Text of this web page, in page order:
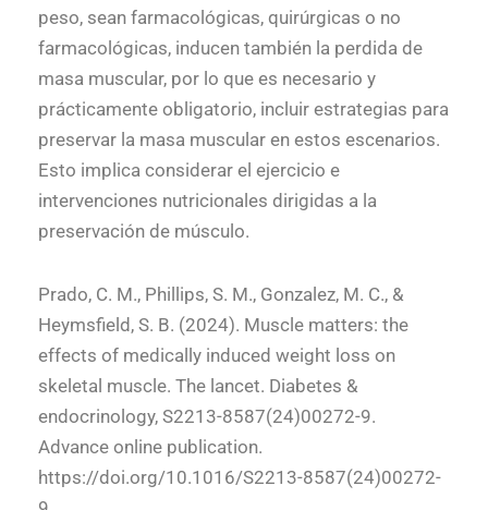
peso, sean farmacológicas, quirúrgicas o no
farmacológicas, inducen también la perdida de
masa muscular, por lo que es necesario y
prácticamente obligatorio, incluir estrategias para
preservar la masa muscular en estos escenarios.
Esto implica considerar el ejercicio e
intervenciones nutricionales dirigidas a la
preservación de músculo.
Prado, C. M., Phillips, S. M., Gonzalez, M. C., &
Heymsfield, S. B. (2024). Muscle matters: the
effects of medically induced weight loss on
skeletal muscle. The lancet. Diabetes &
endocrinology, S2213-8587(24)00272-9.
Advance online publication.
https://doi.org/10.1016/S2213-8587(24)00272-